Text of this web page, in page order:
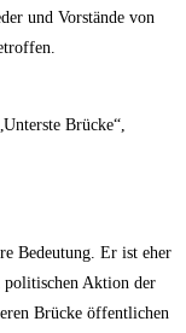
und Vor­stän­de von
Brü­cke“,
Bedeu­tung. Er ist eher
poli­ti­schen Akti­on der
Brü­cke öffent­li­chen